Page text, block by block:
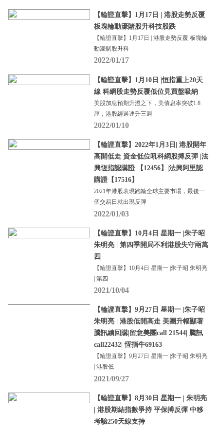
【輪證直擊】1月17日 | 港股走勢反覆
板塊輪動濠賭股升科技股跌
【輪證直擊】1月17日 | 港股走勢反覆 板塊輪
動濠賭股升科
2022/01/17
【輪證直擊】1月10日 |恒指重上20天
線 科網股走勢反覆低位見買盤吸納
美股加息預期升溫之下，美債息率突破1.8
厘，港股經過連升三週
2022/01/10
【輪證直擊】2022年1月3日| 港股開年
高開低走 資金低位吼科網股搏反彈 |法
興恆指認購證 【12456】|法興阿里認
購證【17516】
2021年港股表現跑輸全球主要市場，最後一
個交易日就出現反彈
2022/01/03
【輪證直擊】10月4日 星期一 |朱子昭
朱明亮 | 第四季開局不利港股失守兩萬
四
【輪證直擊】10月4日 星期一 |朱子昭 朱明亮
| 第四
2021/10/04
【輪證直擊】9月27日 星期一 |朱子昭
朱明亮 | 港股低開高走 美團升幅顯著
騰訊續回購|留意美團call 21544| 騰訊
call22432| 恆指牛69163
【輪證直擊】9月27日 星期一 |朱子昭 朱明亮
| 港股低
2021/09/27
【輪證直擊】8月30日 星期一 | 朱明亮
| 港股期結指數爭持 平保搏反彈 中移
考驗250天線支持